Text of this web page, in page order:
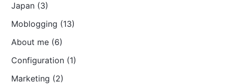
Japan (3)
Moblogging (13)
About me (6)
Configuration (1)
Marketing (2)